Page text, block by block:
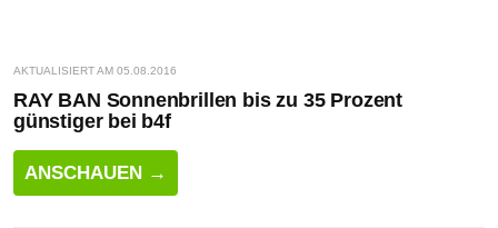
AKTUALISIERT AM 05.08.2016
RAY BAN Sonnenbrillen bis zu 35 Prozent
günstiger bei b4f
ANSCHAUEN →